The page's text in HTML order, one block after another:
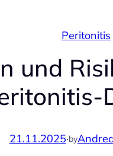
Peritonitis
und
21.11.2025·by